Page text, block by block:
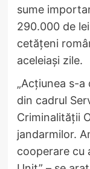
sume
290.000 de
cetățeni
aceleiași zile.
„Acțiunea s-
din cadrul
Criminalității
jandarmilor.
cooperare cu